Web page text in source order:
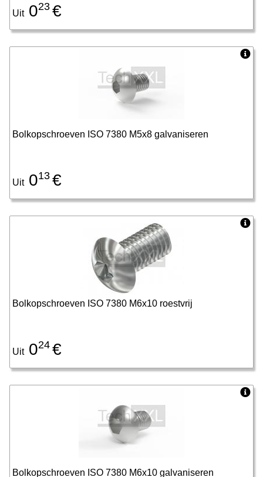
Uit023 €
Bolkopschroeven ISO 7380 M5x8 galvaniseren
Uit013 €
Bolkopschroeven ISO 7380 M6x10 roestvrij
Uit024 €
Bolkopschroeven ISO 7380 M6x10 galvaniseren